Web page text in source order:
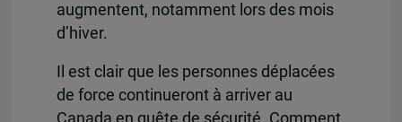
augmentent, notamment lors des mois
d’hiver.
Il est clair que les personnes déplacées
de force continueront à arriver au
Canada en quête de sécurité. Comment